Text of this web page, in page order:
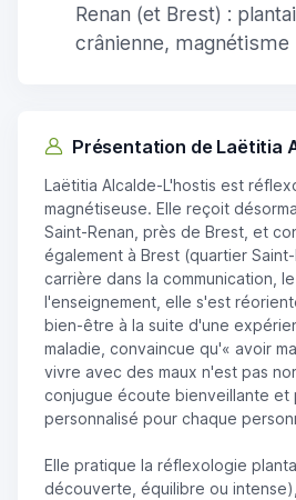
Renan (et Brest) :
crânienne, magnétisme
Présentation de Laëtitia
Laëtitia Alcalde-L'hostis est
magnétiseuse. Elle reçoit
Saint-Renan, près de Brest, et
également à Brest (quartier
carrière dans la communication,
l'enseignement, elle s'est
bien-être à la suite d'une
maladie, convaincue qu'« avoir
vivre avec des maux n'est pas
conjugue écoute bienveillante et
personnalisé pour chaque
Elle pratique la réflexologie
découverte, équilibre ou